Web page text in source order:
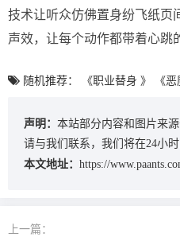
技术让听众仿佛置身纷飞纸页
声效，让每个动作都带着心跳
随机推荐： 《职业替身 》 《恶
声明： 本站部分内容和图片来
请与我们联系，我们将在24小时
本文地址： https://
上一篇：